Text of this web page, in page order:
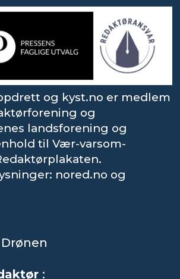
og kyst.no er medlem
og
landsforening og
til Vær-varsom-
nored.no og
: